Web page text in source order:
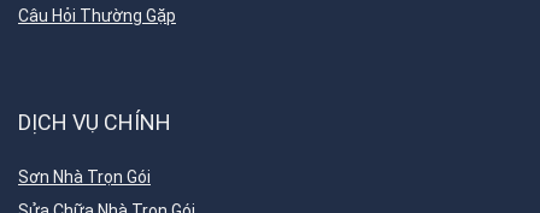
Câu Hỏi Thường Gặp
DỊCH VỤ CHÍNH
Sơn Nhà Trọn Gói